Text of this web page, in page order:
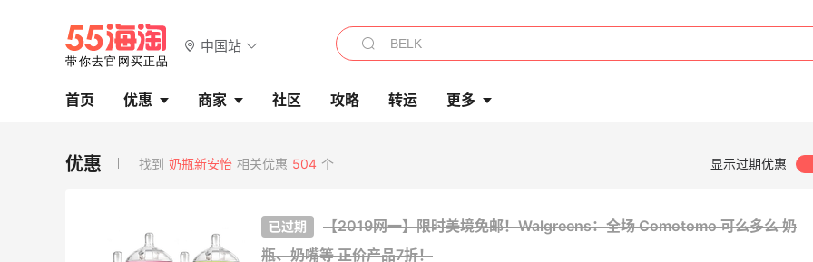
中国站
首页 优惠 商家 社区 攻略 转运 更多
找到 奶瓶新安怡 相关优惠 504 个 显示过期优惠
【2019网一】限时美境免邮！Walgreens：全场 Comotomo 可么多么 奶
瓶、奶嘴等正价产品7折！